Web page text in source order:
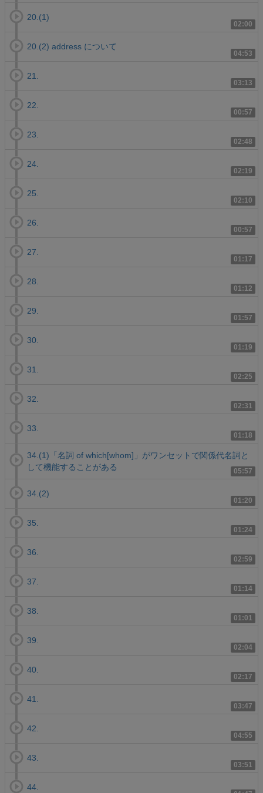
02:00
20.(1)
04:53
20.(2) address について
03:13
21.
00:57
22.
02:48
23.
02:19
24.
02:10
25.
00:57
26.
01:17
27.
01:12
28.
01:57
29.
01:19
30.
02:25
31.
02:31
32.
01:18
33.
05:57
34.(1)「名詞 of which[whom]」がワンセットで関係代名詞と
して機能することがある
01:20
34.(2)
01:24
35.
02:59
36.
01:14
37.
01:01
38.
02:04
39.
02:17
40.
03:47
41.
04:55
42.
03:51
43.
44.